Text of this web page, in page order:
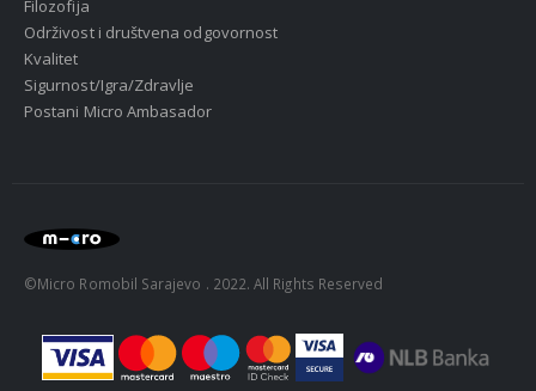
Filozofija
Održivost i društvena odgovornost
Kvalitet
Sigurnost/Igra/Zdravlje
Postani Micro Ambasador
©Micro Romobil Sarajevo . 2022. All Rights Reserved